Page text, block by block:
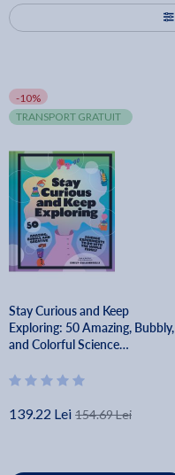
-10%
TRANSPORT GRATUIT
Stay Curious and Keep
Exploring: 50 Amazing, Bubbly,
and Colorful Science
Whole Family - Emily Calandrelli
139.22 Lei 154.69 Lei